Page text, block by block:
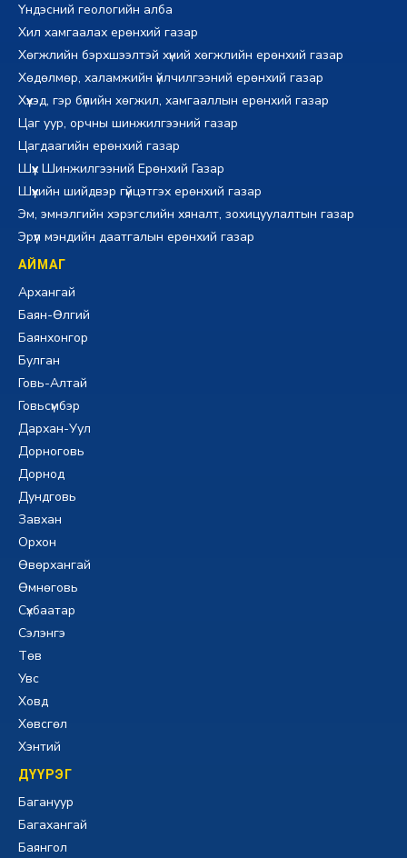
Үндэсний геологийн алба
Хил хамгаалах ерөнхий газар
Хөгжлийн бэрхшээлтэй хүний хөгжлийн ерөнхий газар
Хөдөлмөр, халамжийн үйлчилгээний ерөнхий газар
Хүүхэд, гэр бүлийн хөгжил, хамгааллын ерөнхий газар
Цаг уур, орчны шинжилгээний газар
Цагдаагийн ерөнхий газар
Шүүх Шинжилгээний Ерөнхий Газар
Шүүхийн шийдвэр гүйцэтгэх ерөнхий газар
Эм, эмнэлгийн хэрэгслийн хяналт, зохицуулалтын газар
Эрүүл мэндийн даатгалын ерөнхий газар
АЙМАГ
Архангай
Баян-Өлгий
Баянхонгор
Булган
Говь-Алтай
Говьсүмбэр
Дархан-Уул
Дорноговь
Дорнод
Дундговь
Завхан
Орхон
Өвөрхангай
Өмнөговь
Сүхбаатар
Сэлэнгэ
Төв
Увс
Ховд
Хөвсгөл
Хэнтий
ДҮҮРЭГ
Багануур
Багахангай
Баянгол